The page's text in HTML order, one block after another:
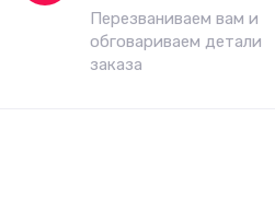
Перезваниваем вам и
обговариваем детали
заказа